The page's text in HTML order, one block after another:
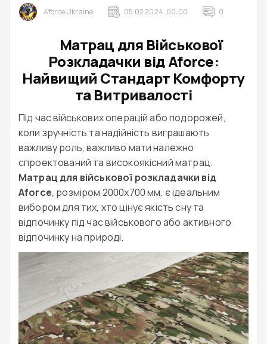
Aforce Ukraine 05 02 2024, 00:00 0
Матрац для Військової
Розкладачки від Aforce:
Найвищий Стандарт Комфорту
та Витривалості
Під час військових операцій або подорожей,
коли зручність та надійність виграшають
важливу роль, важливо мати належно
спроектований та високоякісний матрац.
Матрац для військової розкладачки від
Aforce, розміром 2000х700 мм, є ідеальним
вибором для тих, хто цінує якість сну та
відпочинку під час військового або активного
відпочинку на природі.